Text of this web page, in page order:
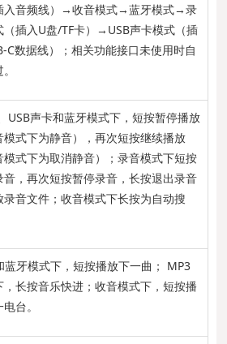
入音频线）→收音模式→蓝牙模式→录
（插入U盘/TF卡）→USB声卡模式（插
C数据线）；相关功能接口未使用时自
USB声卡和蓝牙模式下，短按暂停播放
模式下为静音），再次短按继续播放
模式下为取消静音）；录音模式下短按
音，再次短按暂停录音，长按退出录音
录音文件；收音模式下长按为自动搜
蓝牙模式下，短按播放下一曲； MP3
，长按音乐快进；收音模式下，短按播
台。